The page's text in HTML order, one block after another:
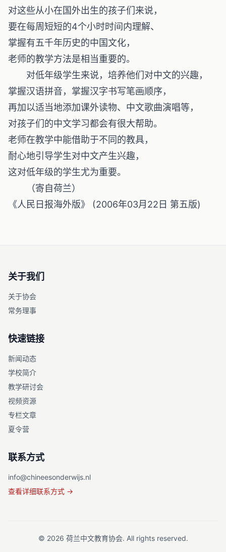
对这些从小在国外出生的孩子们来说，
要在每周短短的4个小时时间内理解、
掌握有五千年历史的中国文化，
老师的教学方法是相当重要的。
对低年级学生来说，培养他们对中文的兴趣，
掌握汉语拼音，掌握汉字书写笔画顺序，
再加以适当地添加课外读物、中文歌曲演唱等，
对孩子们的中文学习都会有很大帮助。
老师在教学中能借助于不同的教具，
耐心地引导学生对中文产生兴趣，
这对低年级的学生尤为重要。
（寄自荷兰）
《人民日报海外版》 (2006年03月22日 第五版)
关于我们
关于协会
常务理事
快速链接
新闻动态
学校简介
教学研讨会
视频资源
专栏文章
夏令营
联系方式
info@chineesonderwijs.nl
查看详细联系方式 →
© 2026 荷兰中文教育协会. All rights reserved.